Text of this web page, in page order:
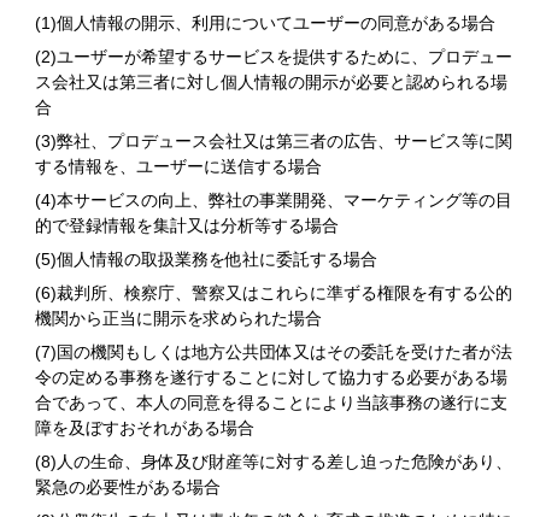
個人情報の開示、利用についてユーザーの同意がある場合
ユーザーが希望するサービスを提供するために、プロデュー
ス会社又は第三者に対し個人情報の開示が必要と認められる場
合
弊社、プロデュース会社又は第三者の広告、サービス等に関
する情報を、ユーザーに送信する場合
本サービスの向上、弊社の事業開発、マーケティング等の目
的で登録情報を集計又は分析等する場合
個人情報の取扱業務を他社に委託する場合
裁判所、検察庁、警察又はこれらに準ずる権限を有する公的
機関から正当に開示を求められた場合
国の機関もしくは地方公共団体又はその委託を受けた者が法
令の定める事務を遂行することに対して協力する必要がある場
合であって、本人の同意を得ることにより当該事務の遂行に支
障を及ぼすおそれがある場合
人の生命、身体及び財産等に対する差し迫った危険があり、
緊急の必要性がある場合